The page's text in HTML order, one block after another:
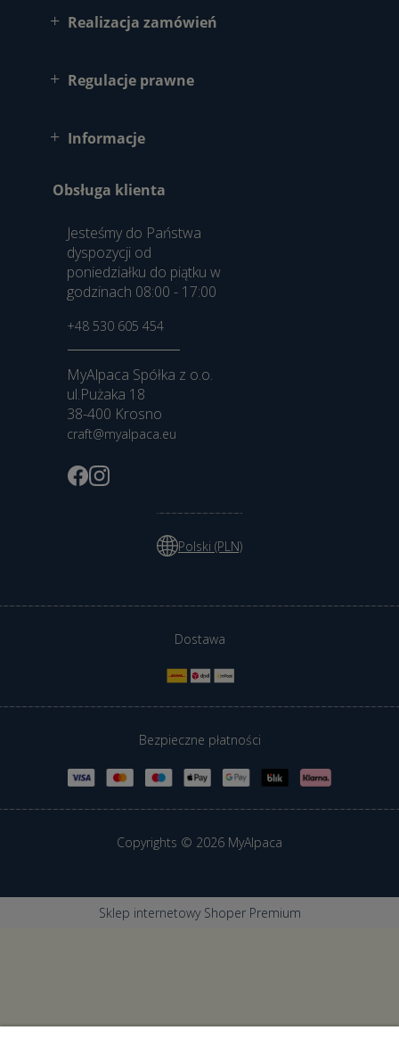
Realizacja zamówień
Regulacje prawne
Informacje
Obsługa klienta
Jesteśmy do Państwa
dyspozycji od
poniedziałku do piątku w
godzinach 08:00 - 17:00
+48 530 605 454
MyAlpaca Spółka z o.o.
ul.Pużaka 18
38-400 Krosno
craft@myalpaca.eu
Polski (PLN)
Copyrights © 2026 MyAlpaca
Bezpieczne płatności
Dostawa
Sklep internetowy Shoper Premium